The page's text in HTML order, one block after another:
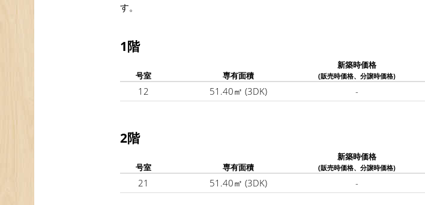
す。
1階
号室 専有面積
新築時価格
(販売時価格、分譲時価格)
12 51.40㎡ (3DK) -
2階
号室 専有面積
新築時価格
(販売時価格、分譲時価格)
21 51.40㎡ (3DK) -